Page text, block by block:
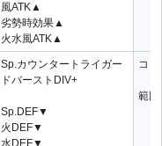
風ATK▲
劣勢時効果▲
火水風ATK▲
Sp.カウンタートライガー
ドバーストDIV+
Sp.DEF▼
火DEF▼
水DEF▼
コ
範